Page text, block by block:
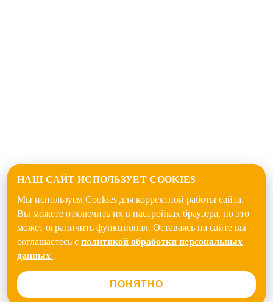
НАШ САЙТ ИСПОЛЬЗУЕТ COOKIES
Мы используем Cookies для корректной работы сайта.
Вы можете отключить их в настройках браузера, но это
может ограничить функционал. Оставаясь на сайте вы
соглашаетесь с политикой обработки персональных
данных .
ПОНЯТНО